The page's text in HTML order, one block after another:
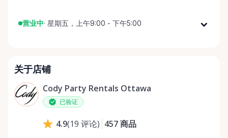
营业中· 星期五，上午9:00 - 下午5:00
星期三
星期四
上午9:00 - 下午5:00
星期五
关于店铺
Cody Party Rentals Ottawa
已验证
4.9(19 评论) 457商品